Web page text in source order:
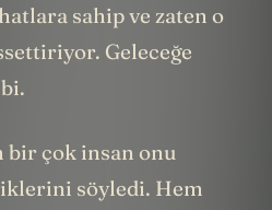
sahip ve zaten o
Geleceğe
bir çok insan onu
söyledi. Hem